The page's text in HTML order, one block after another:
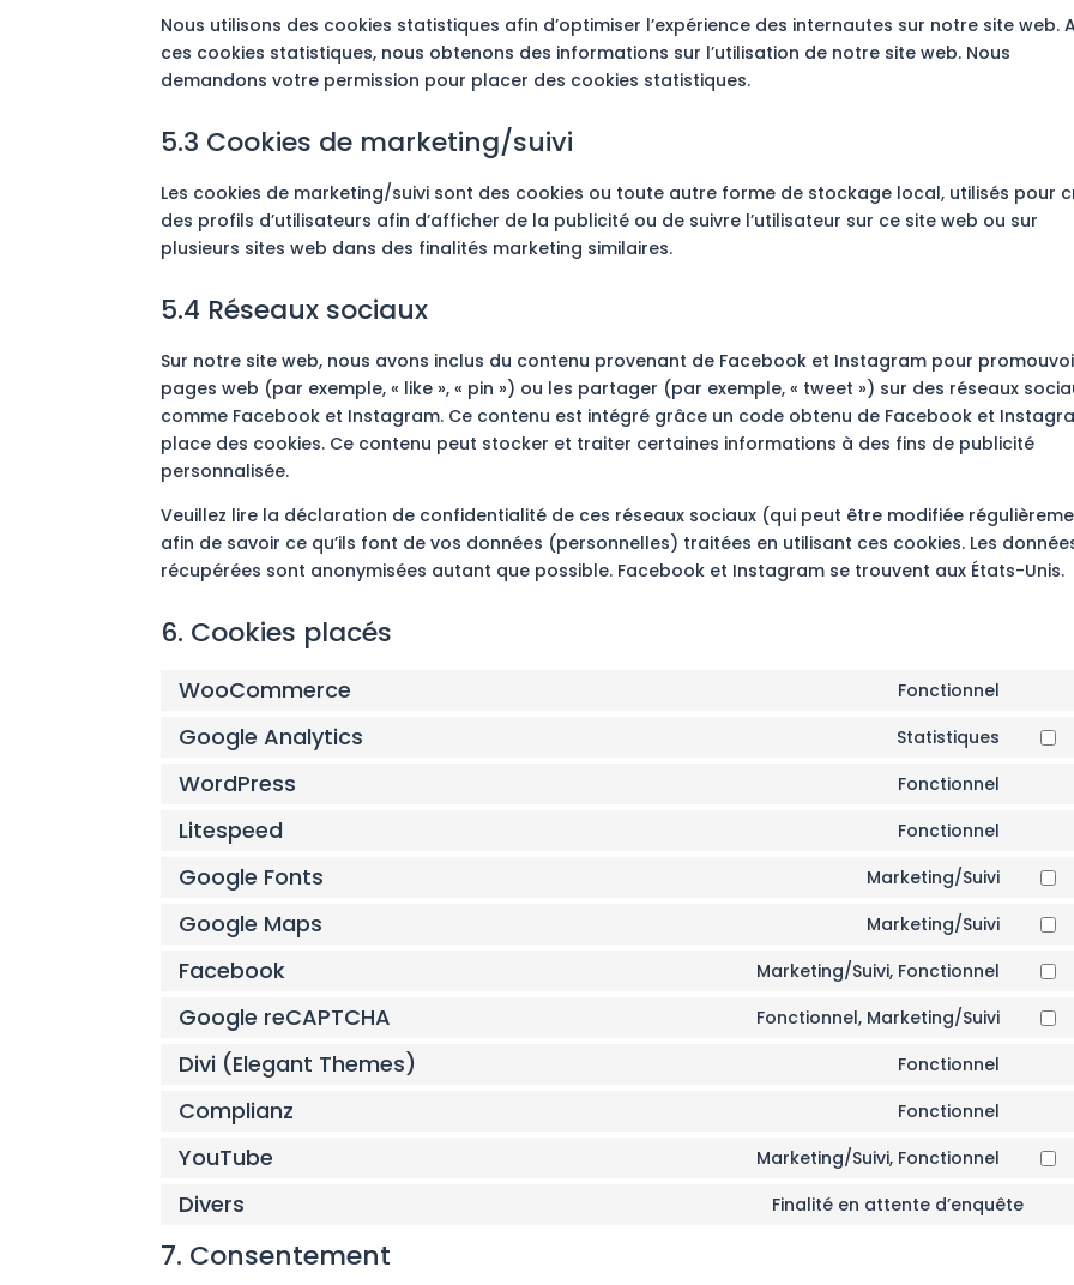
Nous utilisons des cookies statistiques afin d’optimiser l’expérience des internautes sur notre site web.
ces cookies statistiques, nous obtenons des informations sur l’utilisation de notre site web. Nous
demandons votre permission pour placer des cookies statistiques.
5.3 Cookies de marketing/suivi
Les cookies de marketing/suivi sont des cookies ou toute autre forme de stockage local, utilisés pour
des profils d’utilisateurs afin d’afficher de la publicité ou de suivre l’utilisateur sur ce site web ou sur
plusieurs sites web dans des finalités marketing similaires.
5.4 Réseaux sociaux
Sur notre site web, nous avons inclus du contenu provenant de Facebook et Instagram pour
pages web (par exemple, « like », « pin ») ou les partager (par exemple, « tweet ») sur des réseaux
comme Facebook et Instagram. Ce contenu est intégré grâce un code obtenu de Facebook et
place des cookies. Ce contenu peut stocker et traiter certaines informations à des fins de publicité
personnalisée.
Veuillez lire la déclaration de confidentialité de ces réseaux sociaux (qui peut être modifiée
afin de savoir ce qu’ils font de vos données (personnelles) traitées en utilisant ces cookies. Les
récupérées sont anonymisées autant que possible. Facebook et Instagram se trouvent aux États-Unis.
6. Cookies placés
WooCommerce Fonctionnel
Google Analytics Statistiques
WordPress Fonctionnel
Litespeed Fonctionnel
Google Fonts Marketing/Suivi
Google Maps Marketing/Suivi
Facebook Marketing/Suivi, Fonctionnel
Google reCAPTCHA Fonctionnel, Marketing/Suivi
Divi (Elegant Themes) Fonctionnel
divi-
Complianz Fonctionnel
YouTube Marketing/Suivi, Fonctionnel
to
Divers Finalité en attente d’enquête
7. Consentement